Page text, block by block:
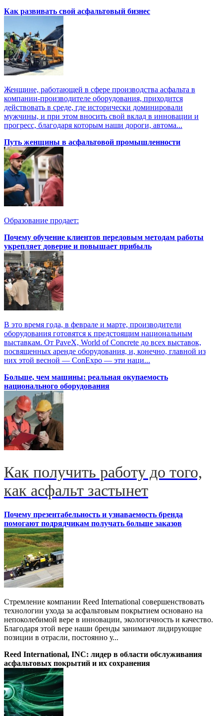
Как развивать свой асфальтовый бизнес
Женщине, работающей в сфере производства асфальта в
компании-производителе оборудования, приходится
действовать в среде, где исторически доминировали
мужчины, и при этом вносить свой вклад в инновации и
прогресс, благодаря которым наши дороги, автома...
Путь женщины в асфальтовой промышленности
Образование продает:
Почему обучение клиентов передовым методам работы
укрепляет доверие и повышает прибыль
В это время года, в феврале и марте, производители
оборудования готовятся к предстоящим национальным
выставкам. От PaveX, World of Concrete до всех выставок,
посвященных аренде оборудования, и, конечно, главной из
них этой весной — ConExpo — эти наци...
Больше, чем машины: реальная окупаемость
национального оборудования
Как получить работу до того,
как асфальт застынет
Почему презентабельность и узнаваемость бренда
помогают подрядчикам получать больше заказов
Стремление компании Reed International совершенствовать
технологии ухода за асфальтовым покрытием основано на
непоколебимой вере в инновации, экологичность и качество.
Благодаря этой вере наши бренды занимают лидирующие
позиции в отрасли, постоянно у...
Reed International, INC: лидер в области обслуживания
асфальтовых покрытий и их сохранения